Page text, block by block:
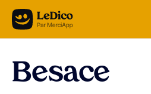
Aller au contenu
Besace